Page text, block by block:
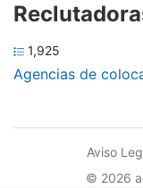
1,925
Agencias de
Aviso
© 2026